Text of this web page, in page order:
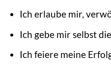
Ich erlaube mir,
Ich gebe mir selbst
Ich feiere meine